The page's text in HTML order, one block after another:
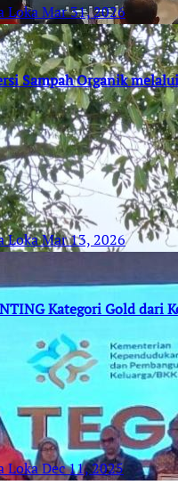
LokaMar 31, 2026
Sampah Organik
LokaMar 13, 2026
Kategori Gold dari
LokaDec 11, 2025